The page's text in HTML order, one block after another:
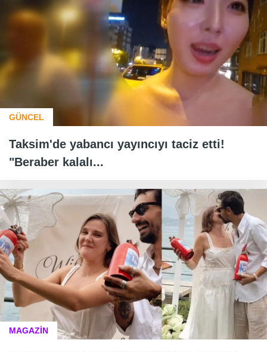
GÜNCEL
Taksim'de yabancı yayıncıyı taciz etti!
"Beraber kalalı...
MAGAZİN